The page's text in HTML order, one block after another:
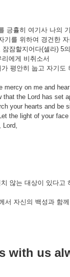
긍휼히 여기사 나의
기를 위하여 경건한
잠잠할지어다(셀라) 5
리에게 비취소서
가 평안히 눕고 자기도
on me and
the Lord has set
your hearts and be
the light of your
Lord,
않는 대상이 있다고
서 자신의 백성과 함께
with us